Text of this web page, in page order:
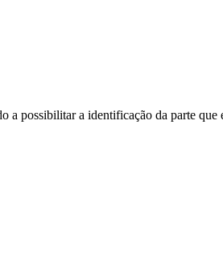
possibilitar a identificação da parte